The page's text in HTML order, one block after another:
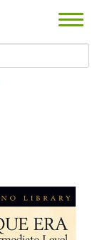
Toggle